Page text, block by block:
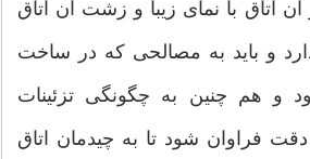
اتاق با نمای زیبا و زشت آن اتاق
و باید به مصالحی که در ساخت
و هم چنین به چگونگی تزئینات
فراوان شود تا به چیدمان اتاق